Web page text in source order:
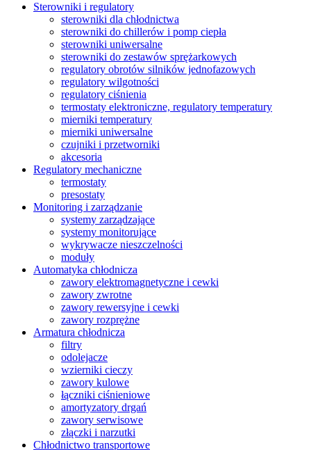
Sterowniki i regulatory
sterowniki dla chłodnictwa
sterowniki do chillerów i pomp ciepła
sterowniki uniwersalne
sterowniki do zestawów sprężarkowych
regulatory obrotów silników jednofazowych
regulatory wilgotności
regulatory ciśnienia
termostaty elektroniczne, regulatory temperatury
mierniki temperatury
mierniki uniwersalne
czujniki i przetworniki
akcesoria
Regulatory mechaniczne
termostaty
presostaty
Monitoring i zarządzanie
systemy zarządzające
systemy monitorujące
wykrywacze nieszczelności
moduły
Automatyka chłodnicza
zawory elektromagnetyczne i cewki
zawory zwrotne
zawory rewersyjne i cewki
zawory rozprężne
Armatura chłodnicza
filtry
odolejacze
wzierniki cieczy
zawory kulowe
łączniki ciśnieniowe
amortyzatory drgań
zawory serwisowe
złączki i narzutki
Chłodnictwo transportowe